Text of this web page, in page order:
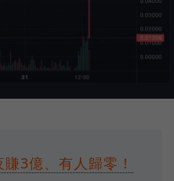
3億、有人歸零！